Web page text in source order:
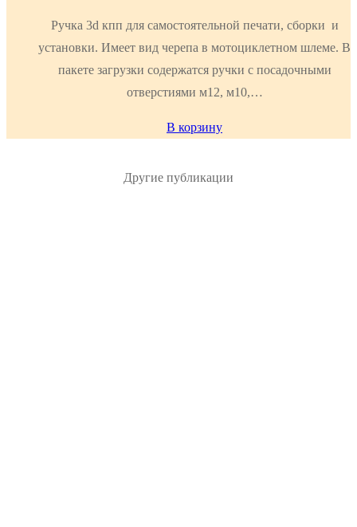
Ручка 3d кпп для самостоятельной печати, сборки и
установки. Имеет вид черепа в мотоциклетном шлеме. В
пакете загрузки содержатся ручки с посадочными
отверстиями м12, м10,…
В корзину
Другие публикации